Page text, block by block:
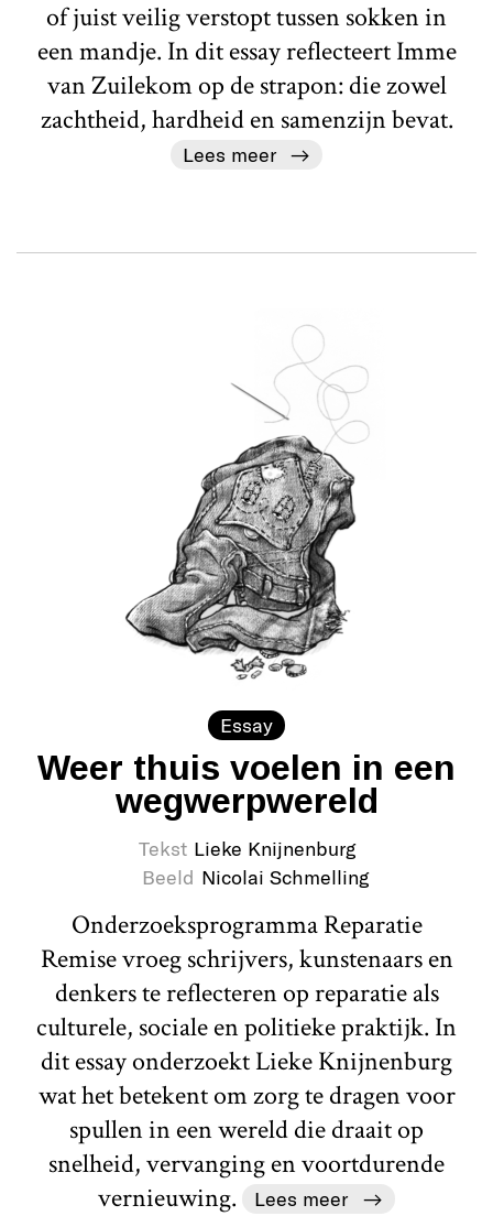
of juist veilig verstopt tussen sokken in
een mandje. In dit essay reflecteert Imme
van Zuilekom op de strapon: die zowel
zachtheid, hardheid en samenzijn bevat.
Lees meer
Essay
Weer thuis voelen in een
wegwerpwereld
Tekst Lieke Knijnenburg
Beeld Nicolai Schmelling
Onderzoeksprogramma Reparatie
Remise vroeg schrijvers, kunstenaars en
denkers te reflecteren op reparatie als
culturele, sociale en politieke praktijk. In
dit essay onderzoekt Lieke Knijnenburg
wat het betekent om zorg te dragen voor
spullen in een wereld die draait op
snelheid, vervanging en voortdurende
vernieuwing.
Lees meer